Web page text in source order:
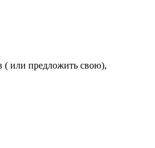
( или предложить свою),